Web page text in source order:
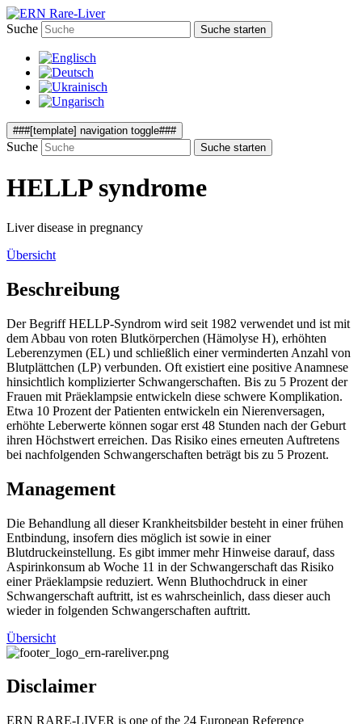
Suche Suche starten
###[template] navigation toggle###
Suche Suche starten
HELLP syndrome
Liver disease in pregnancy
Übersicht
Beschreibung
Der Begriff HELLP-Syndrom wird seit 1982 verwendet und ist mit
dem Abbau von roten Blutkörperchen (Hämolyse H), erhöhten
Leberenzymen (EL) und schließlich einer verminderten Anzahl von
Blutplättchen (LP) verbunden. Oft existiert eine positive Anamnese
hinsichtlich komplizierter Schwangerschaften. Bis zu 5 Prozent der
Frauen mit Präeklampsie entwickeln diese schwere Komplikation.
Etwa 10 Prozent der Patienten entwickeln ein Nierenversagen,
erhöhte Leberwerte können sogar erst 48 Stunden nach der Geburt
ihren Höchstwert erreichen. Das Risiko eines erneuten Auftretens
bei nachfolgenden Schwangerschaften beträgt bis zu 5 Prozent.
Management
Die Behandlung all dieser Krankheitsbilder besteht in einer frühen
Entbindung, insofern dies möglich ist sowie in einer
Blutdruckeinstellung. Es gibt immer mehr Hinweise darauf, dass
Aspirinkonsum ab Woche 11 in der Schwangerschaft das Risiko
einer Präeklampsie reduziert. Wenn Bluthochdruck in einer
Schwangerschaft auftritt, ist es wahrscheinlich, dass dieser auch
wieder in folgenden Schwangerschaften auftritt.
Übersicht
Disclaimer
ERN RARE-LIVER is one of the 24 European Reference